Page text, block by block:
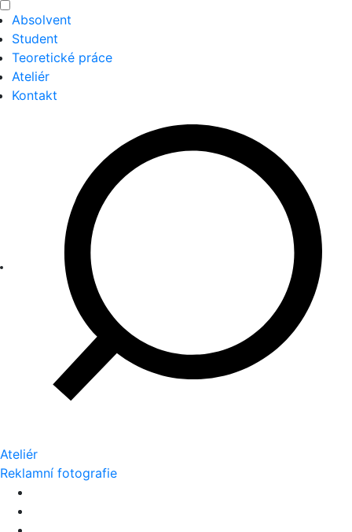
Absolvent
Student
Teoretické práce
Ateliér
Kontakt
Ateliér
Reklamní fotografie